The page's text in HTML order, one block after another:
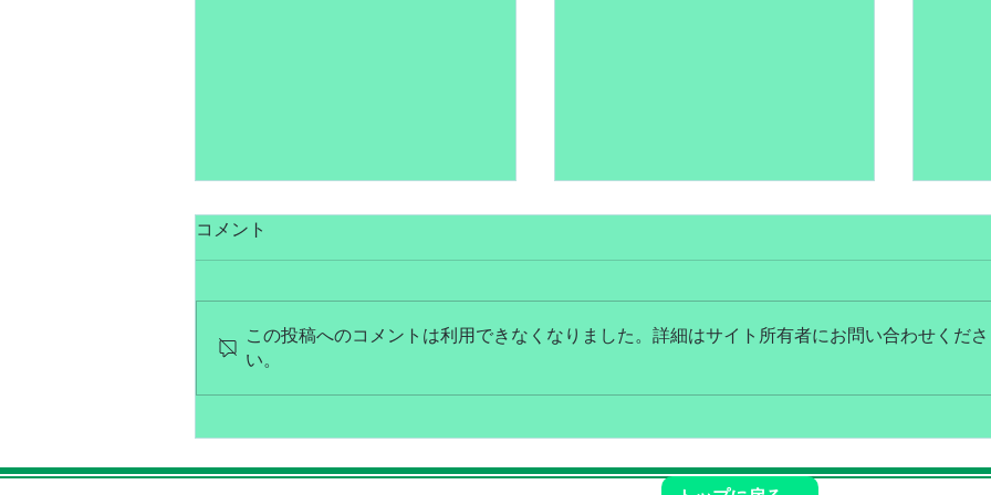
８月営業日のお知らせ
コメント
この投稿へのコメントは利用できなくなりました。詳細はサイト所有者にお問い合わせくださ
い。